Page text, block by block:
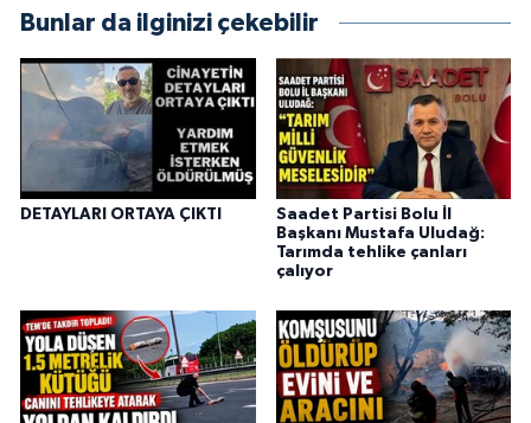
Bunlar da ilginizi çekebilir
DETAYLARI ORTAYA ÇIKTI
Saadet Partisi Bolu İl
Başkanı Mustafa Uludağ:
Tarımda tehlike çanları
çalıyor